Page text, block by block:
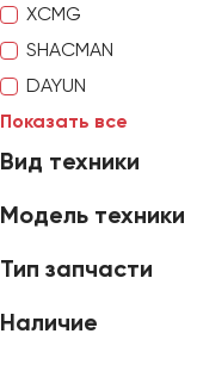
XCMG
SHACMAN
DAYUN
Показать все
Вид техники
Модель техники
Тип запчасти
Наличие